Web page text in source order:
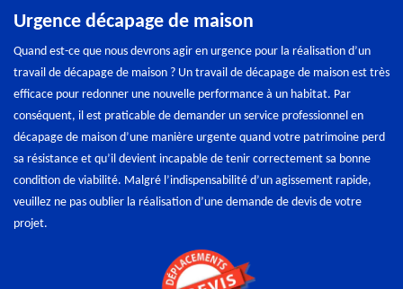
Urgence décapage de maison
Quand est-ce que nous devrons agir en urgence pour la réalisation d’un
travail de décapage de maison ? Un travail de décapage de maison est très
efficace pour redonner une nouvelle performance à un habitat. Par
conséquent, il est praticable de demander un service professionnel en
décapage de maison d’une manière urgente quand votre patrimoine perd
sa résistance et qu’il devient incapable de tenir correctement sa bonne
condition de viabilité. Malgré l’indispensabilité d’un agissement rapide,
veuillez ne pas oublier la réalisation d’une demande de devis de votre
projet.